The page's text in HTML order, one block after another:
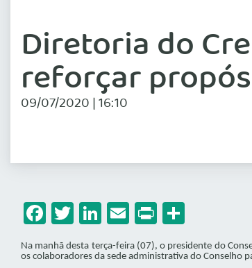
Diretoria do
reforçar
09/07/2020 | 16:10
Facebook
Twitter
LinkedIn
Email
Print
Na manhã desta terça-feira (07), o presidente do
os colaboradores da sede administrativa do Conselho